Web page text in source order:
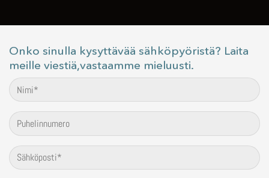
Onko sinulla kysyttävää sähköpyöristä? Laita
meille viestiä,vastaamme mieluusti.